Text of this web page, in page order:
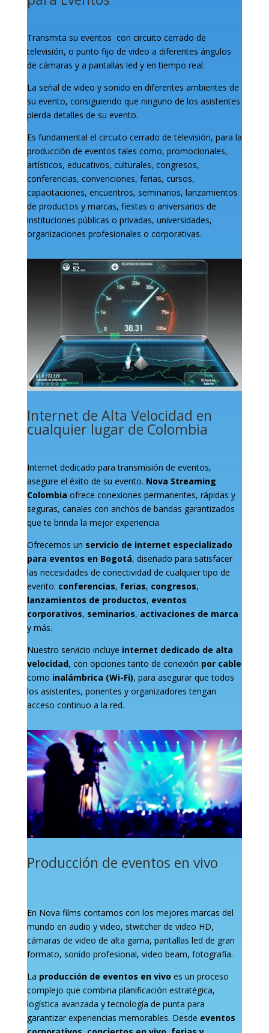
Transmita su eventos con circuito cerrado de
televisión, o punto fijo de video a diferentes ángulos
de cámaras y a pantallas led y en tiempo real.
La señal de video y sonido en diferentes ambientes de
su evento, consiguiendo que ninguno de los asistentes
pierda detalles de su evento.
Es fundamental el circuito cerrado de televisión, para la
producción de eventos tales como, promocionales,
artísticos, educativos, culturales, congresos,
conferencias, convenciones, ferias, cursos,
capacitaciones, encuentros, seminarios, lanzamientos
de productos y marcas, fiestas o aniversarios de
instituciones públicas o privadas, universidades,
organizaciones profesionales o corporativas.
Internet de Alta Velocidad en
cualquier lugar de Colombia
Internet dedicado para transmisión de eventos,
asegure el éxito de su evento. Nova Streaming
Colombia ofrece conexiones permanentes, rápidas y
seguras, canales con anchos de bandas garantizados
que te brinda la mejor experiencia.
Ofrecemos un servicio de internet especializado
para eventos en Bogotá, diseñado para satisfacer
las necesidades de conectividad de cualquier tipo de
evento: conferencias, ferias, congresos,
lanzamientos de productos, eventos
corporativos, seminarios, activaciones de marca
y más.
Nuestro servicio incluye internet dedicado de alta
velocidad, con opciones tanto de conexión por cable
como inalámbrica (Wi-Fi), para asegurar que todos
los asistentes, ponentes y organizadores tengan
acceso continuo a la red.
Producción de eventos en vivo
En Nova films contamos con los mejores marcas del
mundo en audio y video, stwitcher de video HD,
cámaras de video de alta gama, pantallas led de gran
formato, sonido profesional, video beam, fotografía.
La producción de eventos en vivo es un proceso
complejo que combina planificación estratégica,
logística avanzada y tecnología de punta para
garantizar experiencias memorables. Desde eventos